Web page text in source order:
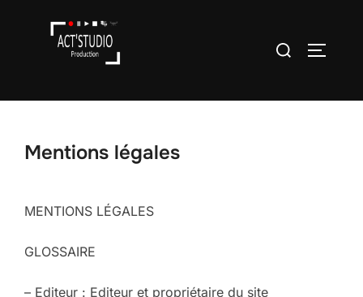
Mentions légales
MENTIONS LÉGALES
GLOSSAIRE
– Editeur : Editeur et propriétaire du site